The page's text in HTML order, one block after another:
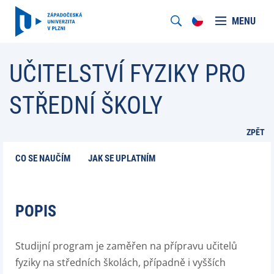
MENU
UČITELSTVÍ FYZIKY PRO
STŘEDNÍ ŠKOLY
ZPĚT
CO SE NAUČÍM JAK SE UPLATNÍM
POPIS
Studijní program je zaměřen na přípravu učitelů
fyziky na středních školách, případně i vyšších